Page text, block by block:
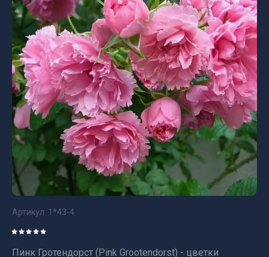
Артикул: 1*43-4
Пинк Гротендорст (Pink Grootendorst) - цветки